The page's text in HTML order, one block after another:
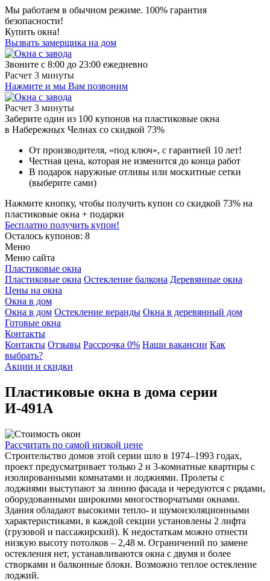
Мы работаем в обычном режиме. 100% гарантия
безопасности!
Купить окна!
Вызвать замерщика на дом
Звоните с 8:00 до 23:00 ежедневно
Расчет 3 минуты
Нажмите и мы Вам позвоним
Расчет 3 минуты
Заберите один из 100 купонов на пластиковые окна
в Набережных Челнах со скидкой 73%
От производителя, «под ключ», с гарантией 10 лет!
Честная цена, которая не изменится до конца работ
В подарок наружные отливы или москитные сетки
(выберите сами)
Нажмите кнопку, чтобы получить купон со скидкой 73% на
пластиковые окна + подарки
Бесплатно получить купон!
Осталось купонов: 8
Меню
Меню сайта
Пластиковые окна
Пластиковые окна Остекление балкона Деревянные окна
Цены на окна
Окна в дом
Окна в дом Остекление веранды Окна в деревянный дом
Готовые окна
Контакты
Контакты Отзывы Рассрочка 0% Наши вакансии Как
выбрать?
Акции и скидки
Пластиковые окна в дома серии
И-491А
Рассчитать по самой низкой цене
Строительство домов этой серии шло в 1974–1993 годах,
проект предусматривает только 2 и 3-комнатные квартиры с
изолированными комнатами и лоджиями. Пролеты с
лоджиями выступают за линию фасада и чередуются с рядами,
оборудованными широкими многостворчатыми окнами.
Здания обладают высокими тепло- и шумоизоляционными
характеристиками, в каждой секции установлены 2 лифта
(грузовой и пассажирский). К недостаткам можно отнести
низкую высоту потолков – 2,48 м. Ограничений по замене
остекления нет, устанавливаются окна с двумя и более
створками и балконные блоки. Возможно теплое остекление
лоджий.